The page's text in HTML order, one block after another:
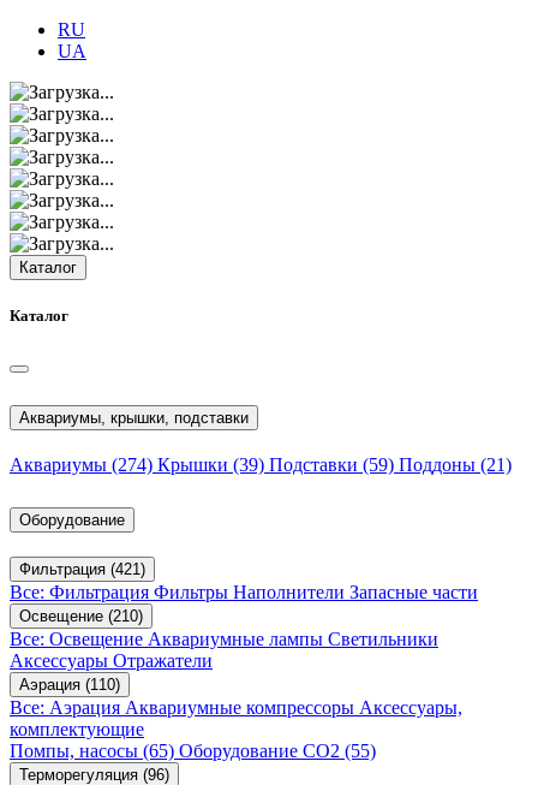
RU
UA
Каталог
Каталог
Аквариумы, крышки, подставки
Аквариумы (274) Крышки (39) Подставки (59) Поддоны (21)
Оборудование
Фильтрация (421)
Все: Фильтрация Фильтры Наполнители Запасные части
Освещение (210)
Все: Освещение Аквариумные лампы Светильники
Аксессуары Отражатели
Аэрация (110)
Все: Аэрация Аквариумные компрессоры Аксессуары,
комплектующие
Помпы, насосы (65) Оборудование CO2 (55)
Терморегуляция (96)